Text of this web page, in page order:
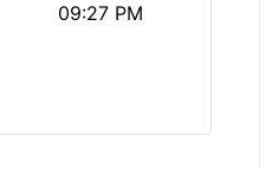
09:27 PM